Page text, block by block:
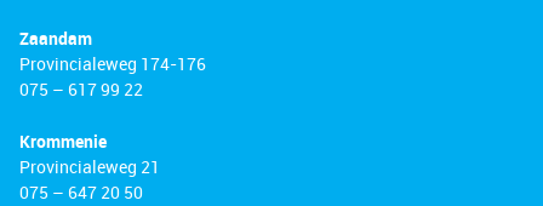
Zaandam
Provincialeweg 174-176
075 – 617 99 22
Krommenie
Provincialeweg 21
075 – 647 20 50